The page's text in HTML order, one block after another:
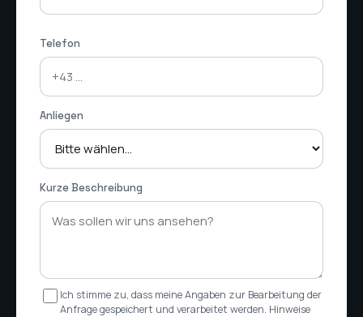
Telefon
Anliegen
Kurze Beschreibung
Ich stimme zu, dass meine Angaben zur Bearbeitung der
Anfrage gespeichert und verarbeitet werden. Hinweise